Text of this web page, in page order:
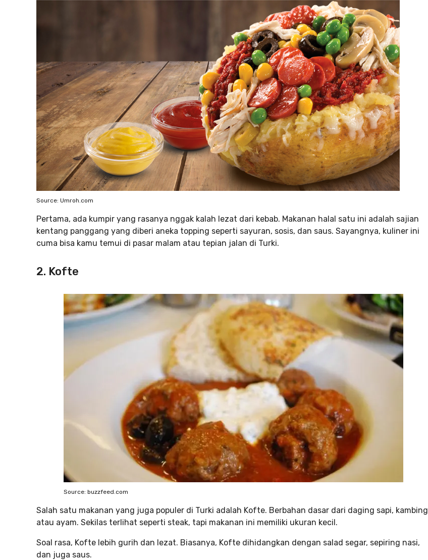
Source: Umroh.com
Pertama, ada kumpir yang rasanya nggak kalah lezat dari kebab. Makanan halal satu ini adalah sajian
kentang panggang yang diberi aneka topping seperti sayuran, sosis, dan saus. Sayangnya, kuliner ini
cuma bisa kamu temui di pasar malam atau tepian jalan di Turki.
2. Kofte
Source: buzzfeed.com
Salah satu makanan yang juga populer di Turki adalah Kofte. Berbahan dasar dari daging sapi, kambing
atau ayam. Sekilas terlihat seperti steak, tapi makanan ini memiliki ukuran kecil.
Soal rasa, Kofte lebih gurih dan lezat. Biasanya, Kofte dihidangkan dengan salad segar, sepiring nasi,
dan juga saus.